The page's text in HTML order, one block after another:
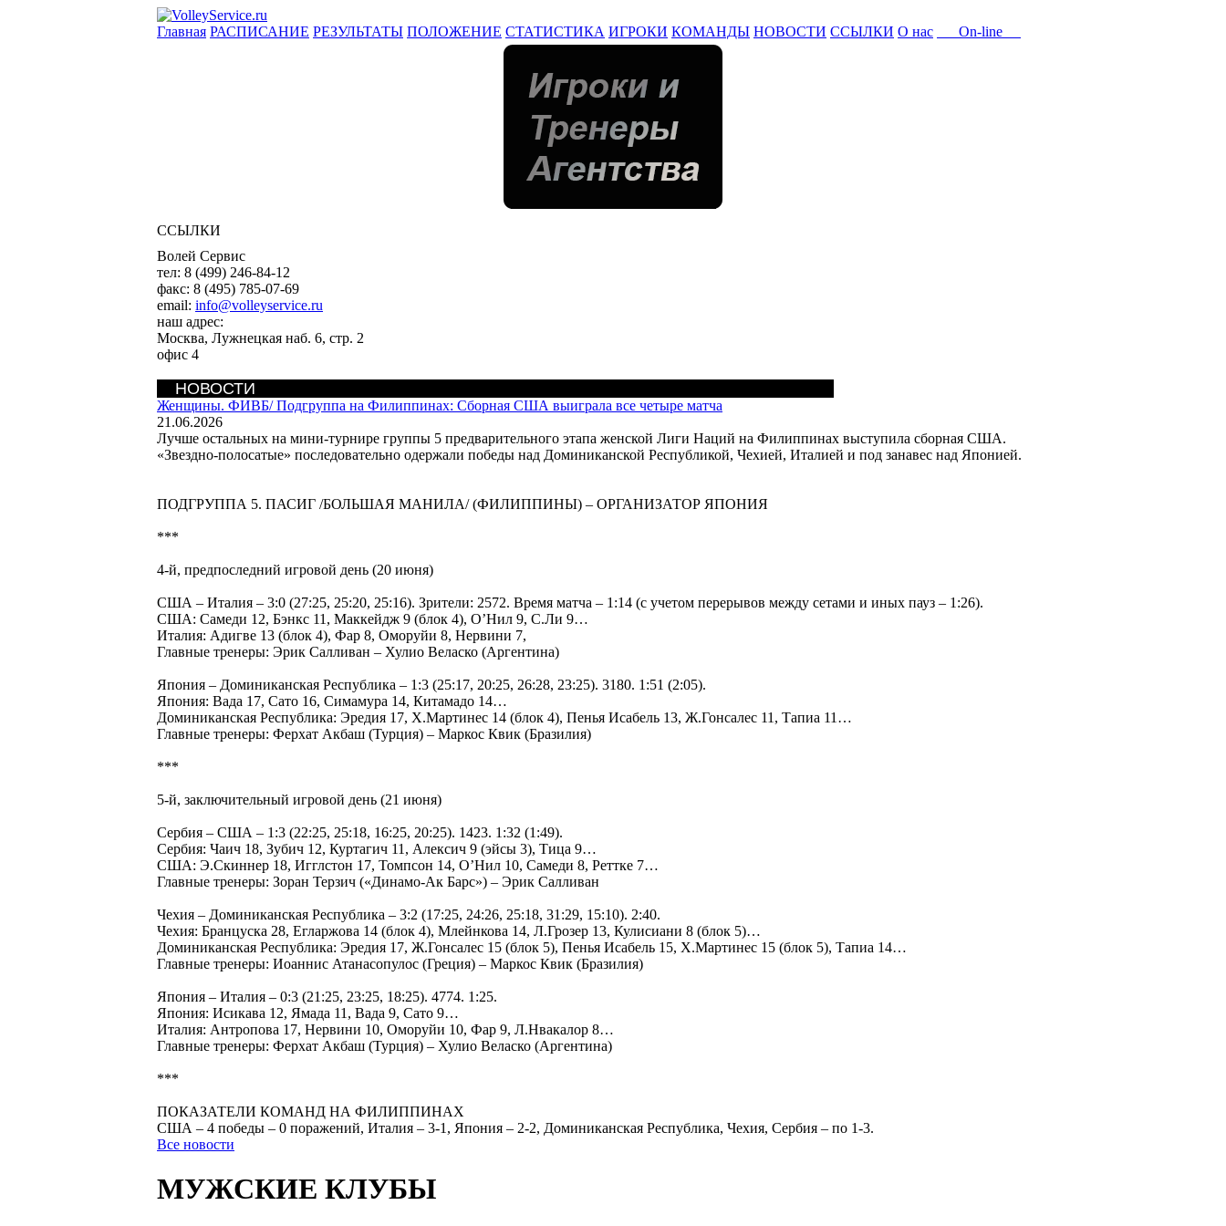
Главная РАСПИСАНИЕ РЕЗУЛЬТАТЫ ПОЛОЖЕНИЕ СТАТИСТИКА ИГРОКИ КОМАНДЫ НОВОСТИ ССЫЛКИ О нас On-line
ССЫЛКИ
Волей Сервис
тел: 8 (499) 246-84-12
факс: 8 (495) 785-07-69
email: info@volleyservice.ru
наш адрес:
Москва, Лужнецкая наб. 6, стр. 2
офис 4
НОВОСТИ
Женщины. ФИВБ/Подгруппа на Филиппинах: Сборная США выиграла все четыре матча
21.06.2026
Лучше остальных на мини-турнире группы 5 предварительного этапа женской Лиги Наций на Филиппинах выступила сборная США.
«Звездно-полосатые» последовательно одержали победы над Доминиканской Республикой, Чехией, Италией и под занавес над Японией.
ПОДГРУППА 5. ПАСИГ /БОЛЬШАЯ МАНИЛА/ (ФИЛИППИНЫ) – ОРГАНИЗАТОР ЯПОНИЯ
***
4-й, предпоследний игровой день (20 июня)
США – Италия – 3:0 (27:25, 25:20, 25:16). Зрители: 2572. Время матча – 1:14 (с учетом перерывов между сетами и иных пауз – 1:26).
США: Самеди 12, Бэнкс 11, Маккейдж 9 (блок 4), О’Нил 9, С.Ли 9…
Италия: Адигве 13 (блок 4), Фар 8, Оморуйи 8, Нервини 7,
Главные тренеры: Эрик Салливан – Хулио Веласко (Аргентина)
Япония – Доминиканская Республика – 1:3 (25:17, 20:25, 26:28, 23:25). 3180. 1:51 (2:05).
Япония: Вада 17, Сато 16, Симамура 14, Китамадо 14…
Доминиканская Республика: Эредия 17, Х.Мартинес 14 (блок 4), Пенья Исабель 13, Ж.Гонсалес 11, Тапиа 11…
Главные тренеры: Ферхат Акбаш (Турция) – Маркос Квик (Бразилия)
***
5-й, заключительный игровой день (21 июня)
Сербия – США – 1:3 (22:25, 25:18, 16:25, 20:25). 1423. 1:32 (1:49).
Сербия: Чаич 18, Зубич 12, Куртагич 11, Алексич 9 (эйсы 3), Тица 9…
США: Э.Скиннер 18, Игглстон 17, Томпсон 14, О’Нил 10, Самеди 8, Реттке 7…
Главные тренеры: Зоран Терзич («Динамо-Ак Барс») – Эрик Салливан
Чехия – Доминиканская Республика – 3:2 (17:25, 24:26, 25:18, 31:29, 15:10). 2:40.
Чехия: Бранцуска 28, Егларжова 14 (блок 4), Млейнкова 14, Л.Грозер 13, Кулисиани 8 (блок 5)…
Доминиканская Республика: Эредия 17, Ж.Гонсалес 15 (блок 5), Пенья Исабель 15, Х.Мартинес 15 (блок 5), Тапиа 14…
Главные тренеры: Иоаннис Атанасопулос (Греция) – Маркос Квик (Бразилия)
Япония – Италия – 0:3 (21:25, 23:25, 18:25). 4774. 1:25.
Япония: Исикава 12, Ямада 11, Вада 9, Сато 9…
Италия: Антропова 17, Нервини 10, Оморуйи 10, Фар 9, Л.Нвакалор 8…
Главные тренеры: Ферхат Акбаш (Турция) – Хулио Веласко (Аргентина)
***
ПОКАЗАТЕЛИ КОМАНД НА ФИЛИППИНАХ
США – 4 победы – 0 поражений, Италия – 3-1, Япония – 2-2, Доминиканская Республика, Чехия, Сербия – по 1-3.
Все новости
МУЖСКИЕ КЛУБЫ